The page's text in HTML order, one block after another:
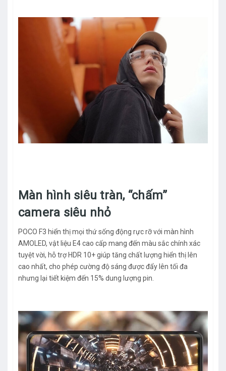
Màn hình siêu tràn, “chấm”
camera siêu nhỏ
POCO F3 hiển thị mọi thứ sống động rực rỡ với màn hình
AMOLED, vật liệu E4 cao cấp mang đến màu sắc chính xác
tuyệt vời, hỗ trợ HDR 10+ giúp tăng chất lượng hiển thị lên
cao nhất, cho phép cường độ sáng được đẩy lên tối đa
nhưng lại tiết kiệm đến 15% dung lượng pin.